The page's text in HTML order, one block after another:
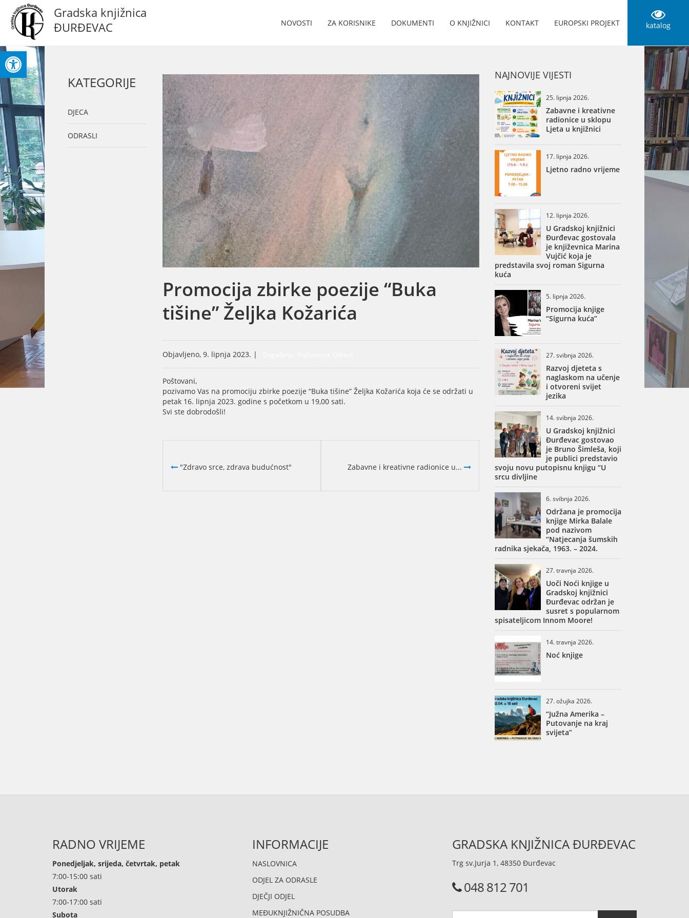
Open toolbar
Gradska knjižnica
ĐURĐEVAC
katalog
NOVOSTI ZA KORISNIKE DOKUMENTI O KNJIŽNICI KONTAKT EUROPSKI PROJEKT
KATEGORIJE
DJECA
ODRASLI
Promocija zbirke poezije “Buka
tišine” Željka Kožarića
Objavljeno, 9. lipnja 2023. |
Poštovani,
pozivamo Vas na promociju zbirke poezije “Buka tišine” Željka Kožarića koja će se održati u
petak 16. lipnja 2023. godine s početkom u 19,00 sati.
Svi ste dobrodošli!
"Zdravo srce, zdrava budućnost" Zabavne i kreativne radionice u...
NAJNOVIJE VIJESTI
25. lipnja 2026.
Zabavne i kreativne
radionice u sklopu
Ljeta u knjižnici
17. lipnja 2026.
Ljetno radno vrijeme
12. lipnja 2026.
U Gradskoj knjižnici
Đurđevac gostovala
je književnica Marina
Vujčić koja je
predstavila svoj roman Sigurna
kuća
5. lipnja 2026.
Promocija knjige
“Sigurna kuća”
27. svibnja 2026.
Razvoj djeteta s
naglaskom na učenje
i otvoreni svijet
jezika
14. svibnja 2026.
U Gradskoj knjižnici
Đurđevac gostovao
je Bruno Šimleša, koji
je publici predstavio
svoju novu putopisnu knjigu “U
srcu divljine
6. svibnja 2026.
Održana je promocija
knjige Mirka Balale
pod nazivom
“Natjecanja šumskih
radnika sjekača, 1963. – 2024.
27. travnja 2026.
Uoči Noći knjige u
Gradskoj knjižnici
Đurđevac održan je
susret s popularnom
spisateljicom Innom Moore!
14. travnja 2026.
Noć knjige
27. ožujka 2026.
“Južna Amerika –
Putovanje na kraj
svijeta”
RADNO VRIJEME
Ponedjeljak, srijeda, četvrtak, petak
7:00-15:00 sati
Utorak
7:00-17:00 sati
Subota
INFORMACIJE
NASLOVNICA
ODJEL ZA ODRASLE
DJEČJI ODJEL
MEĐUKNJIŽNIČNA POSUDBA
GRADSKA KNJIŽNICA ĐURĐEVAC
Trg sv.Jurja 1, 48350 Đurđevac
048 812 701